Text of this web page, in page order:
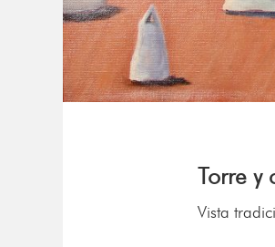
Torre y
Vista